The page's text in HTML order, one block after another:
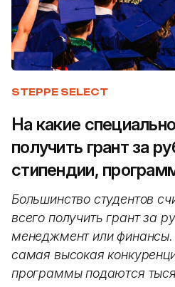
STEPPE SELECT
На какие
получить грант за
стипендии,
Большинство студентов
всего получить грант за
менеджмент или
самая высокая
программы подаются